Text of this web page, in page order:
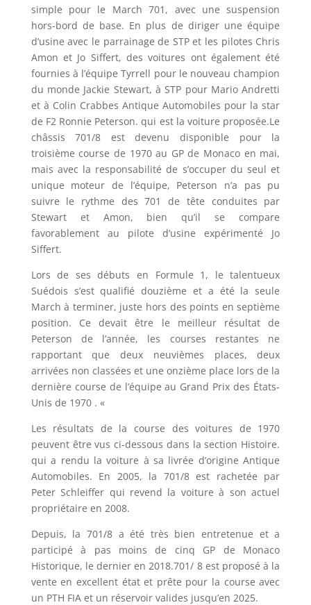
simple pour le March 701, avec une suspension
hors-bord de base. En plus de diriger une équipe
d’usine avec le parrainage de STP et les pilotes Chris
Amon et Jo Siffert, des voitures ont également été
fournies à l’équipe Tyrrell pour le nouveau champion
du monde Jackie Stewart, à STP pour Mario Andretti
et à Colin Crabbes Antique Automobiles pour la star
de F2 Ronnie Peterson. qui est la voiture proposée.Le
châssis 701/8 est devenu disponible pour la
troisième course de 1970 au GP de Monaco en mai,
mais avec la responsabilité de s’occuper du seul et
unique moteur de l’équipe, Peterson n’a pas pu
suivre le rythme des 701 de tête conduites par
Stewart et Amon, bien qu’il se compare
favorablement au pilote d’usine expérimenté Jo
Siffert.
Lors de ses débuts en Formule 1, le talentueux
Suédois s’est qualifié douzième et a été la seule
March à terminer, juste hors des points en septième
position. Ce devait être le meilleur résultat de
Peterson de l’année, les courses restantes ne
rapportant que deux neuvièmes places, deux
arrivées non classées et une onzième place lors de la
dernière course de l’équipe au Grand Prix des États-
Unis de 1970 . «
Les résultats de la course des voitures de 1970
peuvent être vus ci-dessous dans la section Histoire.
qui a rendu la voiture à sa livrée d’origine Antique
Automobiles. En 2005, la 701/8 est rachetée par
Peter Schleiffer qui revend la voiture à son actuel
propriétaire en 2008.
Depuis, la 701/8 a été très bien entretenue et a
participé à pas moins de cinq GP de Monaco
Historique, le dernier en 2018.701/ 8 est proposé à la
vente en excellent état et prête pour la course avec
un PTH FIA et un réservoir valides jusqu’en 2025.